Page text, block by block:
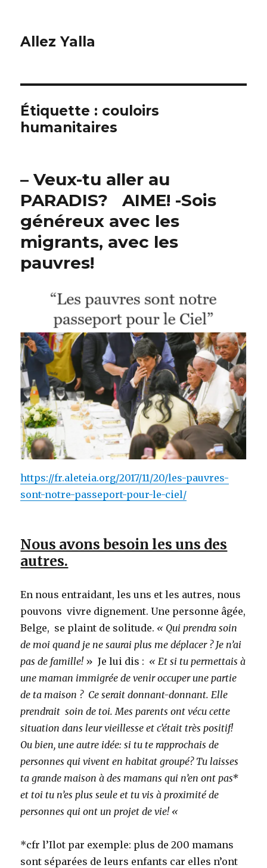
Allez Yalla
Étiquette : couloirs
humanitaires
– Veux-tu aller au
PARADIS? AIME! -Sois
généreux avec les
migrants, avec les
pauvres!
https://fr.aleteia.org/2017/11/20/les-pauvres-
sont-notre-passeport-pour-le-ciel/
Nous avons besoin les uns des
autres.
En nous entraidant, les uns et les autres, nous
pouvons vivre dignement. Une personne âgée,
Belge, se plaint de solitude. « Qui prendra soin
de moi quand je ne saurai plus me déplacer ? Je n’ai
pas de famille! » Je lui dis : « Et si tu permettais à
une maman immigrée de venir occuper une partie
de ta maison ? Ce serait donnant-donnant. Elle
prendrait soin de toi. Mes parents ont vécu cette
situation dans leur vieillesse et c’était très positif!
Ou bien, une autre idée: si tu te rapprochais de
personnes qui vivent en habitat groupé? Tu laisses
ta grande maison à des mamans qui n’en ont pas*
et toi tu n’es plus seule et tu vis à proximité de
personnes qui ont un projet de vie! «
*cfr l’Ilot par exemple: plus de 200 mamans
sont séparées de leurs enfants car elles n’ont